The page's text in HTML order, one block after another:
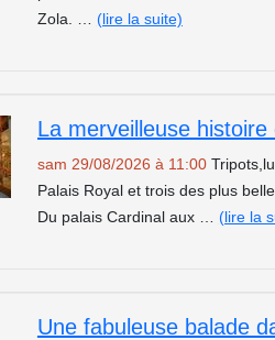
Zola. … (lire la suite)
sam 29/08/2026 à 11:00
Palais Royal et trois des plus
Du palais Cardinal aux … (lire la
Une fabuleuse balade